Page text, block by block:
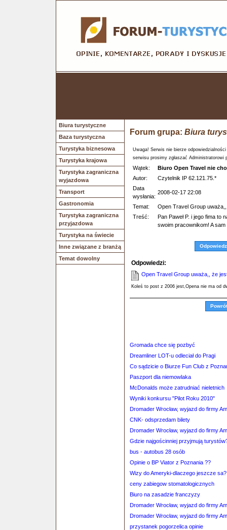
Biura turystyczne
Baza turystyczna
Turystyka biznesowa
Turystyka krajowa
Turystyka zagraniczna
wyjazdowa
Transport
Gastronomia
Turystyka zagraniczna
przyjazdowa
Turystyka na świecie
Inne związane z branżą
Temat dowolny
Forum grupa: Biura
Uwaga! Serwis nie bierze
serwisu prosimy zgłaszać Administratorowi
Wątek:
Biuro Open Travel nie
Autor:
Czytelnik IP 62.121.75.*
Data
wysłania:
2008-02-17 22:08
Temat:
Open Travel Group
Treść:
Pan Paweł P. i jego fima to
swoim pracownikom! A
Odpowiedz
Odpowiedzi:
Open Travel Group uważa,, że
Koleś to post z 2006 jest,Opena nie ma od
Gromada chce się pozbyć
Dreamliner LOT-u odleciał do Pragi
Co sądzicie o Biurze Fun Club z
Paszport dla niemowlaka
McDonalds może zatrudniać nieletnich
Wyniki konkursu "Pilot Roku 2010"
Dromader Wrocław, wyjazd do firmy
CNK- odsprzedam bilety
Dromader Wrocław, wyjazd do firmy
Gdzie najgościnniej przyjmują
bus - autobus 28 osób
Opinie o BP Viator z Poznania ??
Wizy do Ameryki-dlaczego jeszcze sa?
ceny zabiegow stomatologicznych
Biuro na zasadzie franczyzy
Dromader Wrocław, wyjazd do firmy
Dromader Wrocław, wyjazd do firmy
przystanek pogorzelica opinie